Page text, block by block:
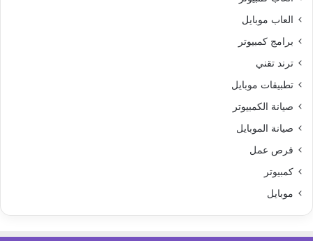
العاب موبايل
برامج كمبيوتر
ترند تقني
تطبيقات موبايل
صيانة الكمبيوتر
صيانة الموبايل
فرص عمل
كمبيوتر
موبايل